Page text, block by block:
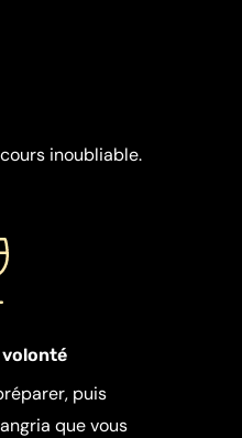
inoubliable.
volonté
puis
que vous